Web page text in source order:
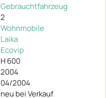
Gebrauchtfahrzeug
2
Wohnmobile
Laika
Ecovip
H 600
2004
04/2004
neu bei Verkauf